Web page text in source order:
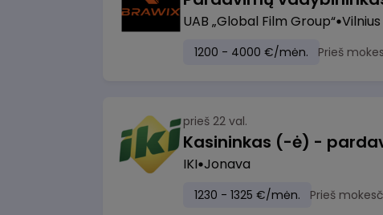
UAB „Global Film Group“ Vilnius
1200 - 4000 €/mėn. Prieš
prieš 22 val.
IKI Jonava
1230 - 1325 €/mėn. Prieš